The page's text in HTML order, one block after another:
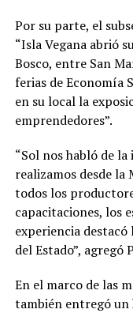
Por su parte, el
“Isla Vegana abrió
Bosco, entre San
ferias de Economía
en su local la
emprendedores”.
“Sol nos habló de
realizamos desde
todos los
capacitaciones, los
experiencia
del Estado”, agregó
En el marco de las
también entregó